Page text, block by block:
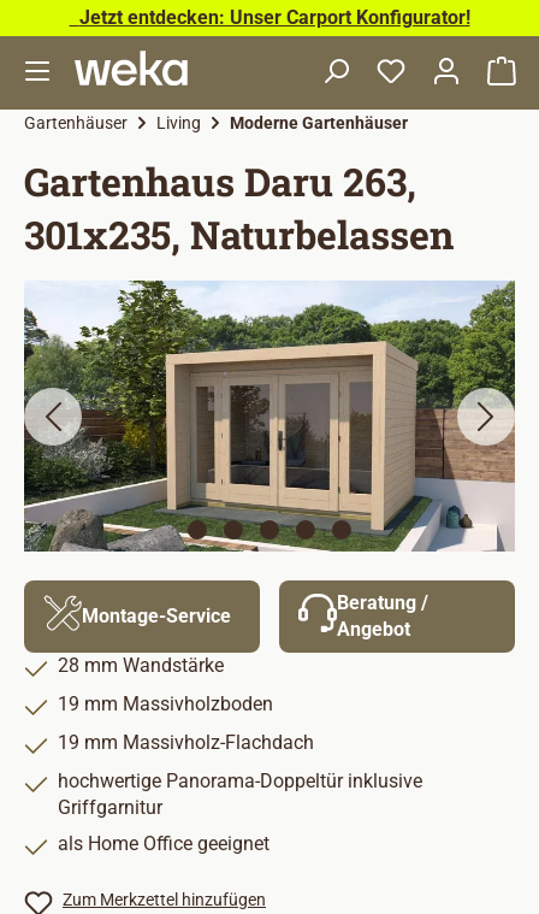
Zum Hauptinhalt springen
Jetzt entdecken: Unser Carport Konfigurator!
Gartenhäuser Living Moderne Gartenhäuser
Gartenhaus Daru 263,
301x235, Naturbelassen
Bildergalerie überspringen
Montage-Service
Beratung /
Angebot
28 mm Wandstärke
19 mm Massivholzboden
19 mm Massivholz-Flachdach
hochwertige Panorama-Doppeltür inklusive
Griffgarnitur
als Home Office geeignet
Zum Merkzettel hinzufügen